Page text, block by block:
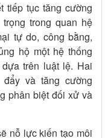
tiếp tục tăng cường
trong quan hệ
tự do, công bằng,
hộ một hệ thống
trên luật lệ. Hai
và tăng cường
phân biệt đối xử và
nỗ lực kiến tạo môi